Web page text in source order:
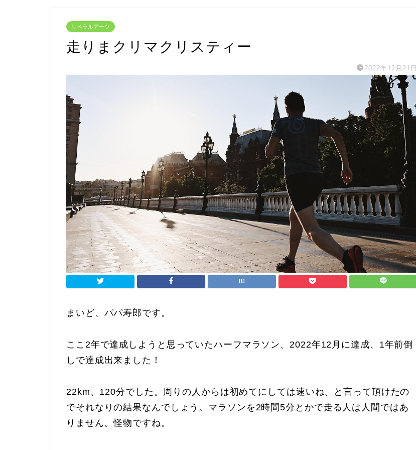
リベラルアーツ
走りまクリマクリスティー
2022年12月21日
まいど、パパ寿郎です。
ここ2年で達成しようと思っていたハーフマラソン、2022年12月に達成、1年前倒
しで達成出来ました！
22km、120分でした。周りの人からは初めてにしては速いね、と言って頂けたの
でそれなりの結果なんでしょう。マラソンを2時間5分とかで走る人は人間ではあ
りません。怪物ですね。